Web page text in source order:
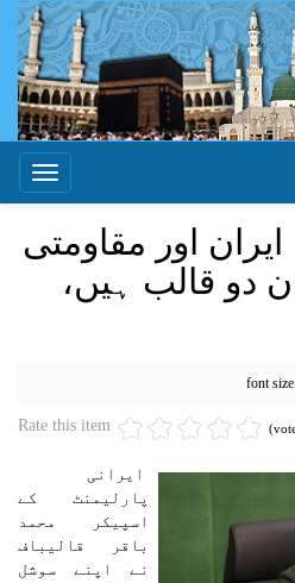
Toggle
اور مقاومتی
دو قالب ہیں،
font size
Rate this item
ایرانی
پارلیمنٹ کے
اسپیکر محمد
باقر قالیباف
نے اپنے سوشل